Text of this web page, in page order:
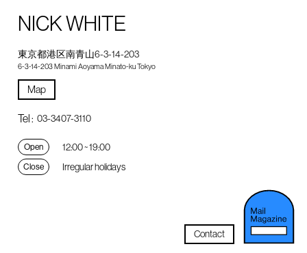
NICK WHITE
東京都港区南青山6-3-14-203
6-3-14-203 Minami Aoyama Minato-ku Tokyo
Map
Tel : 03-3407-3110
Open 12:00 ~ 19:00
Close Irregular holidays
Contact